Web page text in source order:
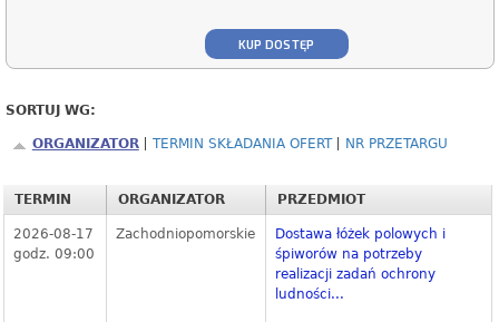
KUP DOSTĘP
SORTUJ WG:
ORGANIZATOR TERMIN SKŁADANIA OFERT NR PRZETARGU
TERMIN ORGANIZATOR PRZEDMIOT
2026-08-17
godz. 09:00
Zachodniopomorskie
Dostawa łóżek polowych i
śpiworów na potrzeby
realizacji zadań ochrony
ludności...